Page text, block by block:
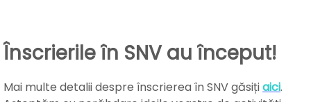
Înscrierile în SNV au început!
Mai multe detalii despre înscrierea în SNV găsițiaici.